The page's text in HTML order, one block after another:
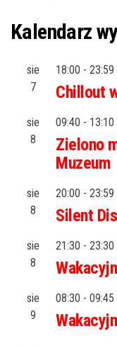
Kalendarz
sie
7
18:00 - 23:59
Chillout
sie
8
09:40 - 13:10
Zielono
Muzeum
sie
8
20:00 - 23:59
Silent
sie
8
21:30 - 23:30
sie
9
08:30 - 09:45